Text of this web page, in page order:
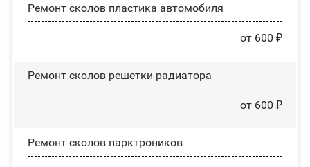
Ремонт сколов пластика автомобиля
от 600 ₽
Ремонт сколов решетки радиатора
от 600 ₽
Ремонт сколов парктроников